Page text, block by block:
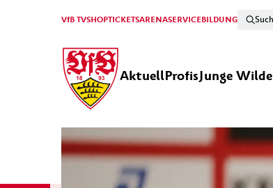
VfB TVSHOPTICKETSARENASERVICEBILDUNG
AktuellProfisJunge Wilde